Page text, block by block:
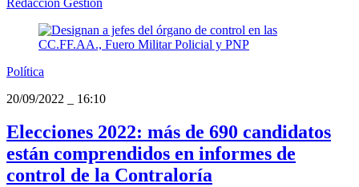
Política
20/09/2022
16:10
Elecciones 2022: más de 690 candidatos
están comprendidos en informes de
control de la Contraloría